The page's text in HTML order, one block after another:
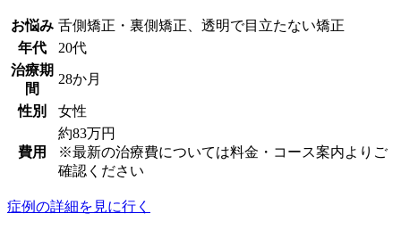
お悩み 舌側矯正・裏側矯正、透明で目立たない矯正
年代
20代
治療期
間
28か月
性別 女性
費用
約83万円
※最新の治療費については料金・コース案内よりご
確認ください
症例の詳細を見に行く